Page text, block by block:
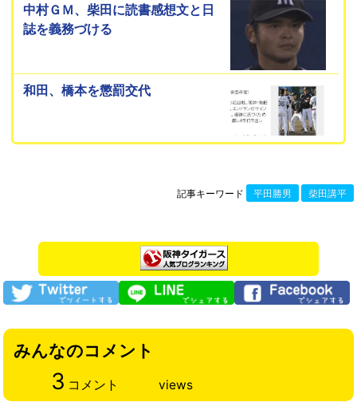
中村ＧＭ、柴田に読書感想文と日
誌を義務づける
和田、橋本を懲罰交代
記事キーワード 平田勝男 柴田講平
みんなのコメント
3 コメント views